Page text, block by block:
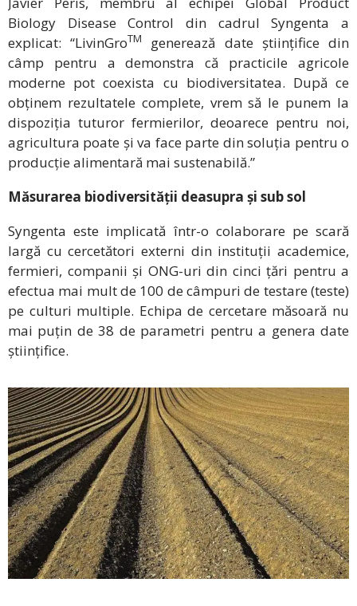
Biology Disease Control din cadrul Syngenta a
explicat: “LivinGroTM
generează date științifice din
câmp pentru a demonstra că practicile agricole
moderne pot coexista cu biodiversitatea. După ce
obținem rezultatele complete, vrem să le punem la
dispoziția tuturor fermierilor, deoarece pentru noi,
agricultura poate și va face parte din soluția pentru o
producție alimentară mai sustenabilă.”
Măsurarea biodiversității deasupra și sub sol
Syngenta este implicată într-o colaborare pe scară
largă cu cercetători externi din instituții academice,
fermieri, companii și ONG-uri din cinci țări pentru a
efectua mai mult de 100 de câmpuri de testare (teste)
pe culturi multiple. Echipa de cercetare măsoară nu
mai puțin de 38 de parametri pentru a genera date
științifice.